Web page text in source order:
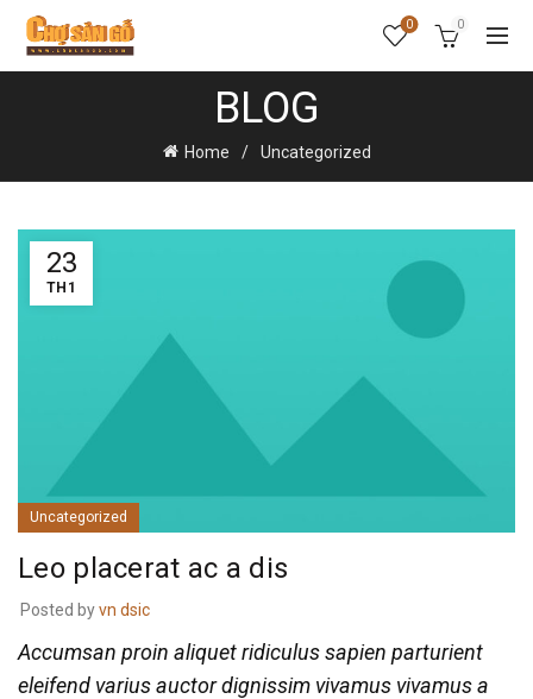
0 0
BLOG
Home Uncategorized
23
TH1
Uncategorized
Leo placerat ac a dis
Posted byvn dsic
Accumsan proin aliquet ridiculus sapien parturient
eleifend varius auctor dignissim vivamus vivamus a